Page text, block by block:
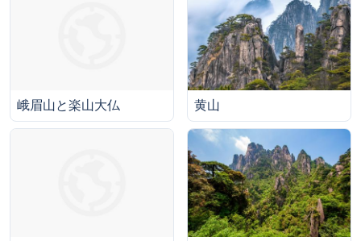
峨眉山と楽山大仏 黄山